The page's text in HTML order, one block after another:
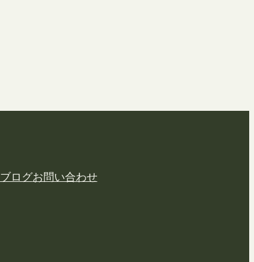
ブログお問い合わせ